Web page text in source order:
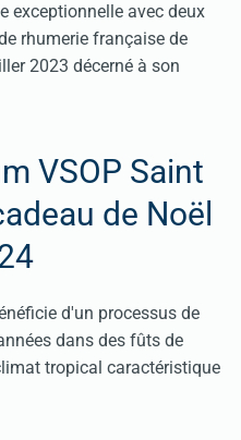
exceptionnelle avec deux
rhumerie française de
2023 décerné à son
VSOP Saint
de Noël
d'un processus de
dans des fûts de
tropical caractéristique